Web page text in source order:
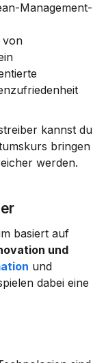
Management-
von
kannst du
bringen
werden.
basiert auf
und
dabei eine